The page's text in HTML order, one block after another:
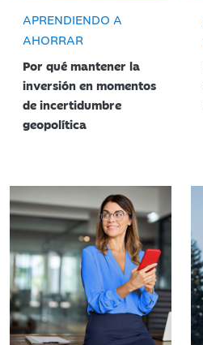
APRENDIENDO A
AHORRAR
Por qué mantener la
inversión en momentos
de incertidumbre
geopolítica